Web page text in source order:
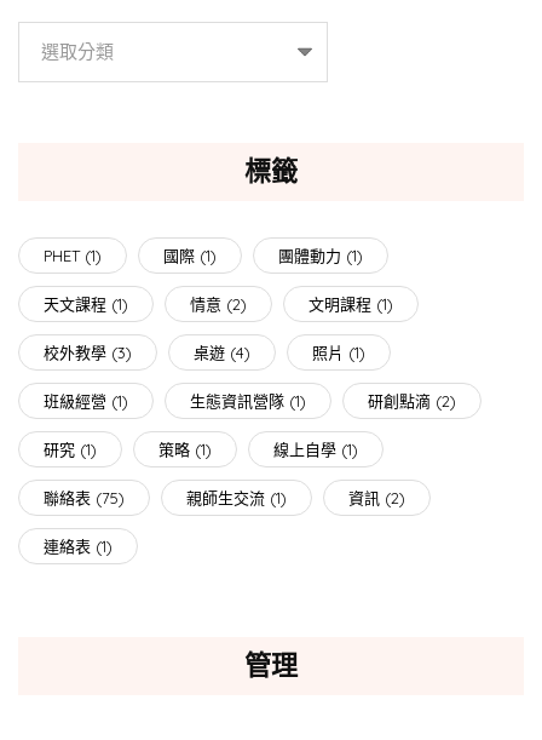
標籤
PHET(1) 國際 (1) 團體動力 (1)
天文課程 (1) 情意 (2) 文明課程 (1)
校外教學 (3) 桌遊 (4) 照片 (1)
班級經營 (1) 生態資訊營隊 (1) 研創點滴 (2)
研究 (1) 策略 (1) 線上自學 (1)
聯絡表 (75) 親師生交流 (1) 資訊 (2)
連絡表 (1)
管理